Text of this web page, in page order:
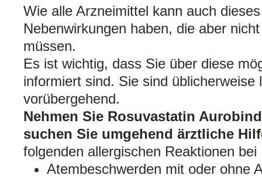
Wie alle Arzneimittel kann auch
Nebenwirkungen haben, die aber
müssen.
Es ist wichtig, dass Sie über diese
informiert sind. Sie sind üblicherweise
vorübergehend.
Nehmen Sie Rosuvastatin
suchen Sie umgehend ärztliche
folgenden allergischen Reaktionen
Atembeschwerden mit oder ohne